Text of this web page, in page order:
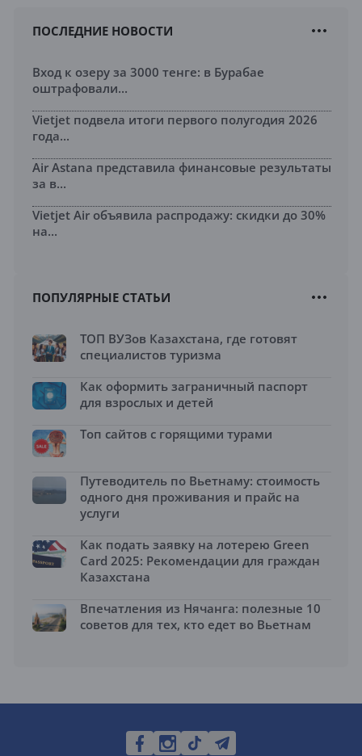
ПОСЛЕДНИЕ НОВОСТИ
Вход к озеру за 3000 тенге: в Бурабае
оштрафовали...
Vietjet подвела итоги первого полугодия 2026
года...
Air Astana представила финансовые результаты
за в...
Vietjet Air объявила распродажу: скидки до 30%
на...
ПОПУЛЯРНЫЕ СТАТЬИ
ТОП ВУЗов Казахстана, где готовят
специалистов туризма
Как оформить заграничный паспорт
для взрослых и детей
Топ сайтов с горящими турами
Путеводитель по Вьетнаму: стоимость
одного дня проживания и прайс на
услуги
Как подать заявку на лотерею Green
Card 2025: Рекомендации для граждан
Казахстана
Впечатления из Нячанга: полезные 10
советов для тех, кто едет во Вьетнам